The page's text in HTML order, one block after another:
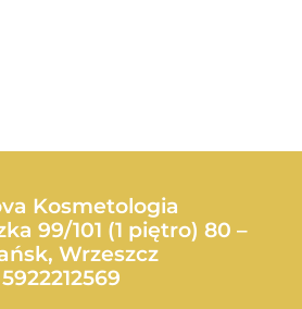
Kosmetologia
99/101 (1 piętro) 80 –
Wrzeszcz